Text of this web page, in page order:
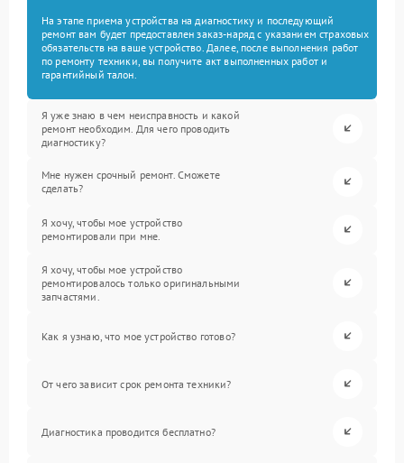
На этапе приема устройства на диагностику и последующий
ремонт вам будет предоставлен заказ-наряд с указанием страховых
обязательств на ваше устройство. Далее, после выполнения работ
по ремонту техники, вы получите акт выполненных работ и
гарантийный талон.
Я уже знаю в чем неисправность и какой
ремонт необходим. Для чего проводить
диагностику?
Мне нужен срочный ремонт. Сможете
сделать?
Я хочу, чтобы мое устройство
ремонтировали при мне.
Я хочу, чтобы мое устройство
ремонтировалось только оригинальными
запчастями.
Как я узнаю, что мое устройство готово?
От чего зависит срок ремонта техники?
Диагностика проводится бесплатно?